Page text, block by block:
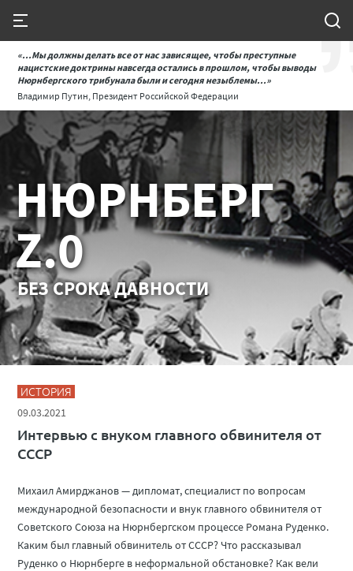
«...Мы должны делать все от нас зависящее, чтобы преступные
нацистские доктрины навсегда остались в прошлом, чтобы выводы
Нюрнбергского трибунала были и сегодня незыблемы...»
Владимир Путин, Президент Российской Федерации
НЮРНБЕРГ
Z.0
БЕЗ СРОКА ДАВНОСТИ
ИСТОРИЯ
09.03.2021
Интервью с внуком главного обвинителя от
СССР
Михаил Амирджанов — дипломат, специалист по вопросам
международной безопасности и внук главного обвинителя от
Советского Союза на Нюрнбергском процессе Романа Руденко.
Каким был главный обвинитель от СССР? Что рассказывал
Руденко о Нюрнберге в неформальной обстановке? Как вели